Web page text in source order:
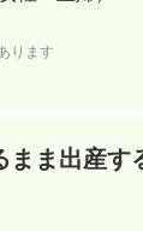
ります
まま出産